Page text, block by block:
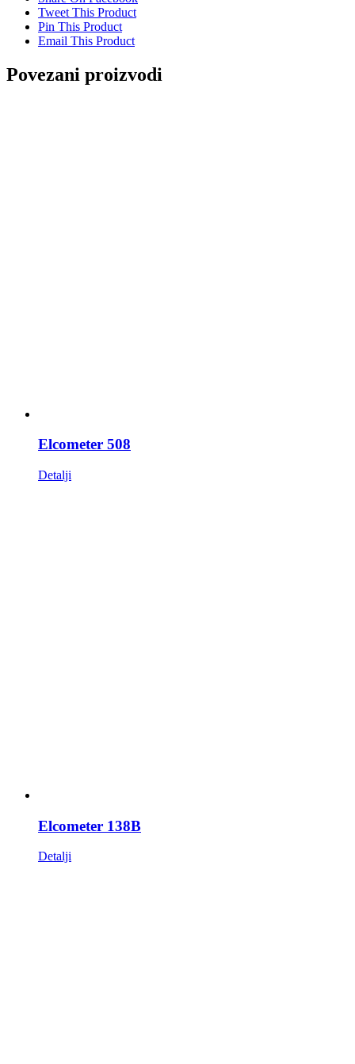
Tweet This Product
Pin This Product
Email This Product
Povezani proizvodi
Elcometer 508
Detalji
Elcometer 138B
Detalji